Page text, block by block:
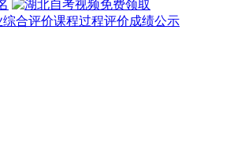
合评价课程过程评价成绩公示